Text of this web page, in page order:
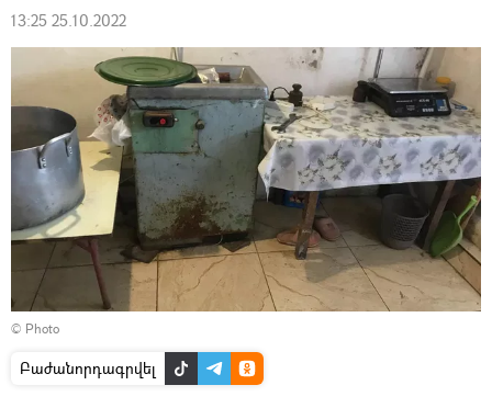
13:25 25.10.2022
© Photo
Բաժանորդագրվել